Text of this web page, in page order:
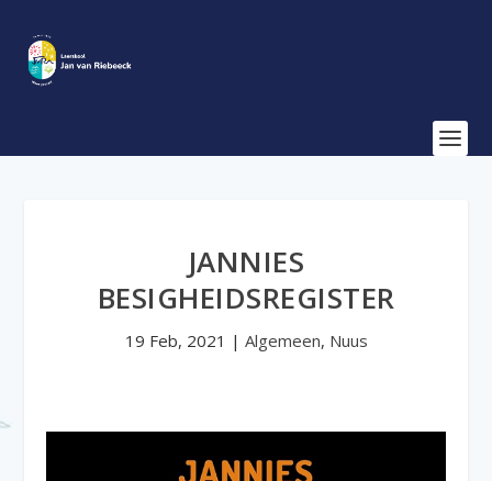
JANNIES
BESIGHEIDSREGISTER
19 Feb, 2021 | Algemeen, Nuus